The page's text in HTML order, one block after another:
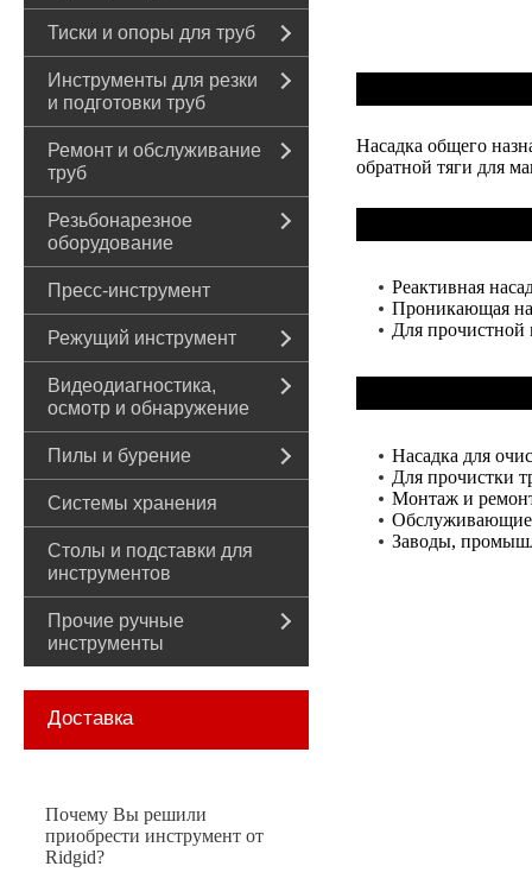
Тиски и опоры для труб
Инструменты для резки
и подготовки труб
Ремонт и обслуживание
труб
Резьбонарезное
оборудование
Пресс-инструмент
Режущий инструмент
Видеодиагностика,
осмотр и обнаружение
Пилы и бурение
Системы хранения
Столы и подставки для
инструментов
Прочие ручные
инструменты
Доставка
Почему Вы решили
приобрести инструмент от
Ridgid?
Насадка общего
обратной тяги для
Реактивная
Проникающая
Для
Насадка для
Для прочистки
Монтаж и
Заводы,